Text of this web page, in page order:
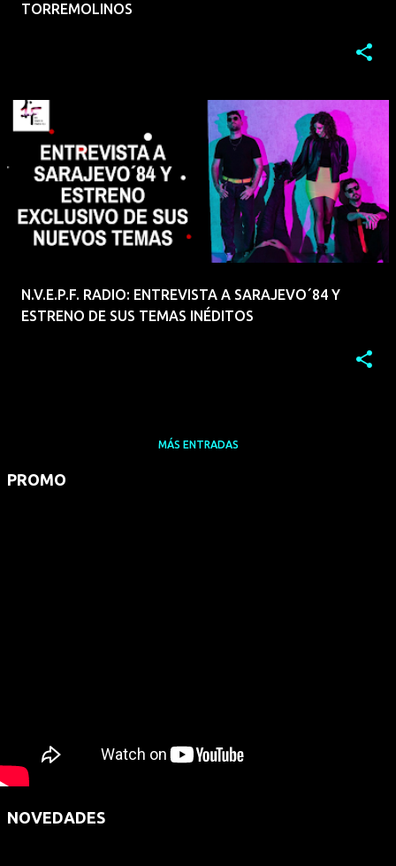
TORREMOLINOS
N.V.E.P.F. RADIO: ENTREVISTA A SARAJEVO´84 Y
ESTRENO DE SUS TEMAS INÉDITOS
MÁS ENTRADAS
PROMO
NOVEDADES